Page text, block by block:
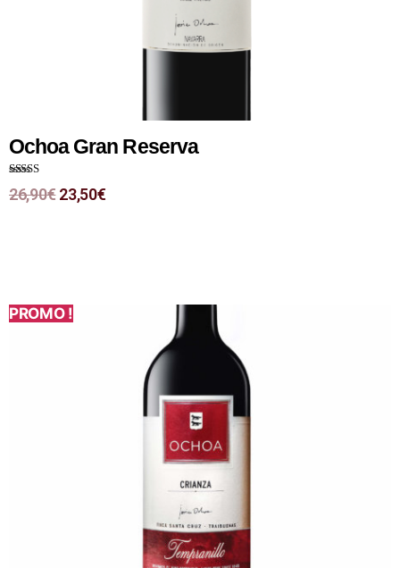
Ochoa Gran Reserva
Note4.00
sur 5
26,90€ 23,50€
PROMO !